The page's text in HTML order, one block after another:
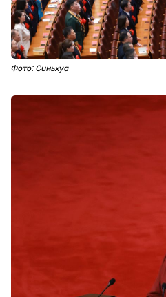
Фото: Синьхуа